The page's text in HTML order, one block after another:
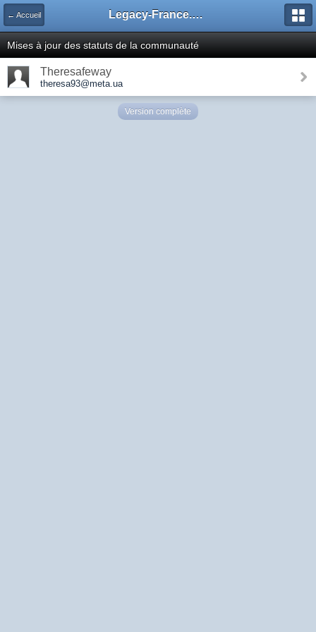
← Accueil Legacy-France.org - Forum
Mises à jour des statuts de la communauté
Theresafeway
theresa93@meta.ua
Version complète